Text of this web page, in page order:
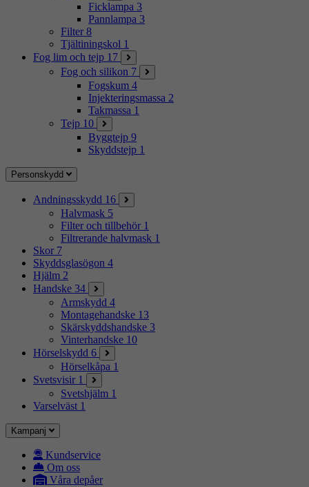
Ficklampa 3
Pannlampa 3
Filter 8
Tjältiningskol 1
Fog lim och tejp 17
Fog och silikon 7
Fogskum 4
Injekteringsmassa 2
Takmassa 1
Tejp 10
Byggtejp 9
Skyddstejp 1
Personskydd
Andningsskydd 16
Halvmask 5
Filter och tillbehör 1
Filtrerande halvmask 1
Skor 7
Skyddsglasögon 4
Hjälm 2
Handske 34
Armskydd 4
Montagehandske 13
Skärskyddshandske 3
Vinterhandske 10
Hörselskydd 6
Hörselkåpa 1
Svetsvisir 1
Svetshjälm 1
Varselväst 1
Kampanj
Kundservice
Om oss
Våra depåer